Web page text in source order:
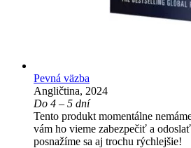
Pevná väzba
Angličtina, 2024
Do 4 – 5 dní
Tento produkt momentálne
vám ho vieme zabezpečiť a
posnažíme sa aj trochu rýchlejšie!